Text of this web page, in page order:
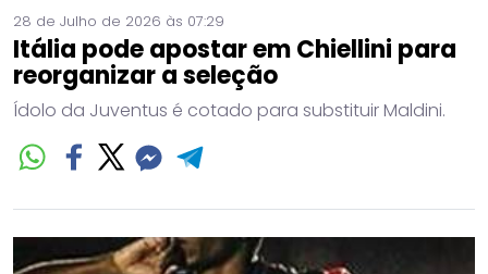
28 de Julho de 2026 às 07:29
Itália pode apostar em Chiellini para
reorganizar a seleção
Ídolo da Juventus é cotado para substituir Maldini.